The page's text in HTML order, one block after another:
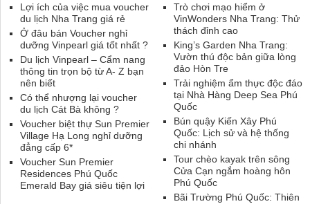
Trò chơi mạo hiểm ở
VinWonders Nha Trang: Thử
thách đỉnh cao
King’s Garden Nha Trang:
Vườn thú độc bản giữa lòng
đảo Hòn Tre
Trải nghiệm ẩm thực độc đáo
tại Nhà Hàng Deep Sea Phú
Quốc
Bún quậy Kiến Xây Phú
Quốc: Lịch sử và hệ thống
chi nhánh
Tour chèo kayak trên sông
Cửa Cạn ngắm hoàng hôn
Phú Quốc
Bãi Trường Phú Quốc: Thiên
Lợi ích của việc mua voucher
du lịch Nha Trang giá rẻ
Ở đâu bán Voucher nghỉ
dưỡng Vinpearl giá tốt nhất ?
Du lịch Vinpearl – Cẩm nang
thông tin trọn bộ từ A- Z bạn
nên biết
Có thể nhượng lại voucher
du lịch Cát Bà không ?
Voucher biệt thự Sun Premier
Village Hạ Long nghỉ dưỡng
đẳng cấp 6*
Voucher Sun Premier
Residences Phú Quốc
Emerald Bay giá siêu tiện lợi